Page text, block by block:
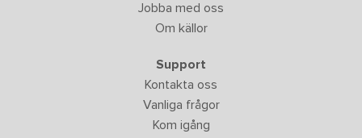
Jobba med oss
Om källor
Support
Kontakta oss
Vanliga frågor
Kom igång